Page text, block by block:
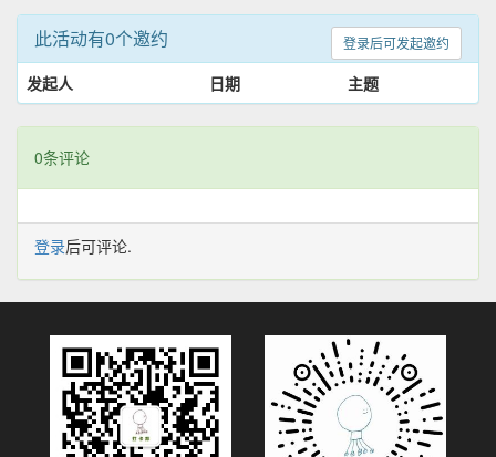
登录后可发起邀约
此活动有0个邀约
发起人 日期 主题
0条评论
登录后可评论.